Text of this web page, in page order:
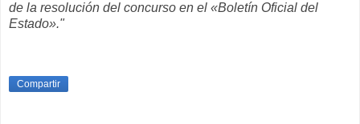
de la resolución del concurso en el «Boletín Oficial del
Estado»."
Compartir